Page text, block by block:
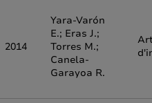
2014
Yara-Varón
E.; Eras J.;
Torres M.;
Canela-
Garayoa R.